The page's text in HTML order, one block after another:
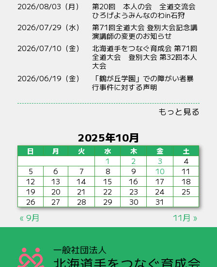
2026/08/03（月）
第20回 本人の会 全道交流会
ひろげようみんなのわin石狩
2026/07/29（水）
第71回全道大会 登別大会記念講
演講師の変更のお知らせ
2026/07/10（金）
北海道手をつなぐ育成会 第71回
全道大会 登別大会 第32回本人
大会
2026/06/19（金）
「鶴が丘学園」での障がい者暴
行事件に対する声明
もっと見る
2025年10月
日 月 火 水 木 金
土
1
2 3
4
5
6 7 8 9 10
11
12
13 14 15 16 17
18
19
20 21 22 23 24
25
26
27 28 29 30 31
« 9月 11月 »